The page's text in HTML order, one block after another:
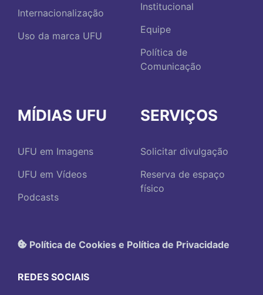
Internacionalização
Uso da marca UFU
Institucional
Equipe
Política de
Comunicação
MÍDIAS UFU
UFU em Imagens
UFU em Vídeos
Podcasts
SERVIÇOS
Solicitar divulgação
Reserva de espaço
físico
Política de Cookies e Política de Privacidade
REDES SOCIAIS